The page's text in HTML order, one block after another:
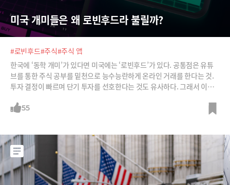
미국 개미들은 왜 로빈후드라 불릴까?
#로빈후드#주식#주식 앱
한국에 ‘동학 개미’가 있다면 미국에는 ‘로빈후드’가 있다. 공통점은 유튜
브를 통한 주식 공부를 밑천으로 능수능란하게 온라인 거래를 한다는 것.
투자 결정이 빠르며 단기 투자를 선호한다는 것도 유사하다. 그래서 이들
는 워렌 버핏이 항공주를 팔아치울 때 이를 사들여 주가를 다시 올려놓았
바꿔놓기도
55